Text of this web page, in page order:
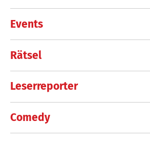
Events
Rätsel
Leserreporter
Comedy